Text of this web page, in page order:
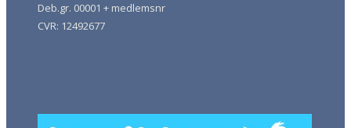
Deb.gr. 00001 + medlemsnr
CVR: 12492677